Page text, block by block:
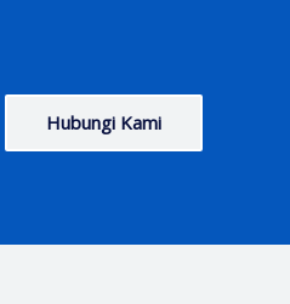
Hubungi Kami